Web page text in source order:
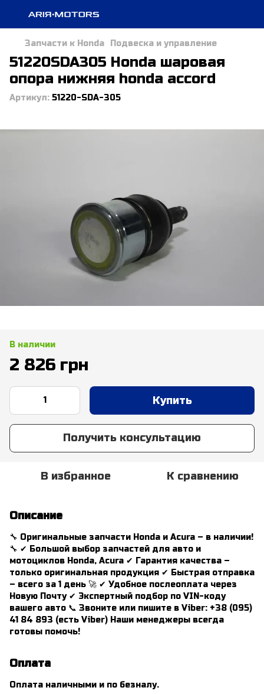
Запчасти к Honda Подвеска и управление
51220SDA305 Honda шаровая
опора нижняя honda accord
Артикул: 51220-SDA-305
В наличии
2 826 грн
Купить
Получить консультацию
В избранное К сравнению
Описание
🔧 Оригинальные запчасти Honda и Acura – в наличии!
🔧 ✔ Большой выбор запчастей для авто и
мотоциклов Honda, Acura ✔ Гарантия качества –
только оригинальная продукция ✔ Быстрая отправка
– всего за 1 день 🚀 ✔ Удобное послеоплата через
Новую Почту ✔ Экспертный подбор по VIN-коду
вашего авто 📞 Звоните или пишите в Viber: +38 (095)
41 84 893 (есть Viber) Наши менеджеры всегда
готовы помочь!
Оплата
Оплата наличными и по безналу.